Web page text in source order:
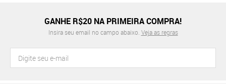
GANHE R$20 NA PRIMEIRA COMPRA!
Insira seu email no campo abaixo. Veja as regras